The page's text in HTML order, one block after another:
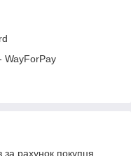
WayForPay
рахунок покупця